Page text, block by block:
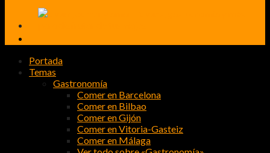
Portada
Temas
Gastronomía
Comer en Barcelona
Comer en Bilbao
Comer en Gijón
Comer en Vitoria-Gasteiz
Comer en Málaga